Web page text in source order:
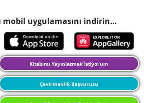
mobil uygulamasını indirin…
Kitabımı Yayınlatmak İstiyorum
Çevirmenlik Başvurusu